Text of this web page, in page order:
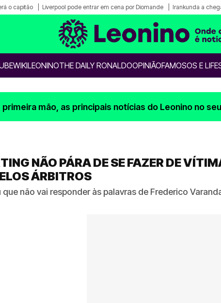
o capitão Liverpool pode entrar em cena por Diomande Irankunda a
WIKILEONINOTHE DAILY RONALDOOPINIÃOFAMOSOS E
primeira mão, as principais notícias do Leonino no
NÃO PÁRA DE SE FAZER DE
ÁRBITROS
não vai responder às palavras de Frederico